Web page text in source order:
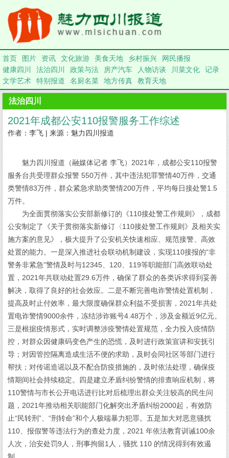
首页 图片 资讯 文化旅游 美食天地 乡村振兴
网民播报
健康四川
法治四川 政策与法 房产汽车 人物访谈 川菜文化
记录
文学艺术
特别报道 名厨名菜 地方传真 教育天地
法治四川
2021年成都公安110报警服务工作综述
作者：李飞 | 来源：魅力四川报道
魅力四川报道（融媒体记者 李飞）2021年，成都公安110报警
服务台共受理群众报警 550万件，其中违法犯罪警情40万件，交通
类警情83万件，群众紧急求助类警情200万件，平均每日接处警1.5
万件。
为全面贯彻落实公安部新修订的《110接处警工作规则》，成都
公安制定了《关于贯彻落实新修订〈110接处警工作规则》及相关实
施方案的意见》，极大提升了公安机关快速相应、规范接警、高效
处置的能力。一是深入推进社会联动机制建设，实现110接报的“非
警务非紧急”警情及时与12345、120、119等职能部门高效联动处
置，2021年共联动处置29.6万件，确保了群众的各类诉求得到妥善
解决，取得了良好的社会效应。二是不断完善电诈警情处置机制，
提高及时止付效率，最大限度确保群众利益不受损害，2021年共处
置电诈警情9000余件，冻结涉诈账号4.48万个，涉及金额近9亿元。
三是根据疫情形式，实时调整涉疫警情处置规范，全力投入疫情防
控，对群众因健康码变色产生的恐慌，及时进行政策宣讲和安抚引
导；对因管控隔离造成生活不便的求助，及时会同社区等部门进行
帮扶；对传谣造谣以及不配合防疫措施的，及时依法处理，确保疫
情期间社会持续稳定。四是建立矛盾纠纷警情的排查响应机制，将
110警情与市长公开电话进行比对后梳理出群众关注较高的民生问
题，2021年推动相关职能部门化解突出矛盾纠纷2000起，有效防
止“民转刑”、“刑转命”和个人极端暴力犯罪。五是加大对恶意骚扰
110、报假警等违法行为的查处力度，2021 年依法教育训诫100余
人次，治安处罚9人，刑事拘留1人，骚扰 110 的情况得到有效遏